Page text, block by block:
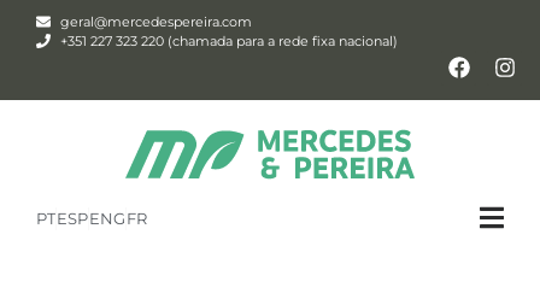
geral@mercedespereira.com
+351 227 323 220 (chamada para a rede fixa nacional)
PTESPENGFR